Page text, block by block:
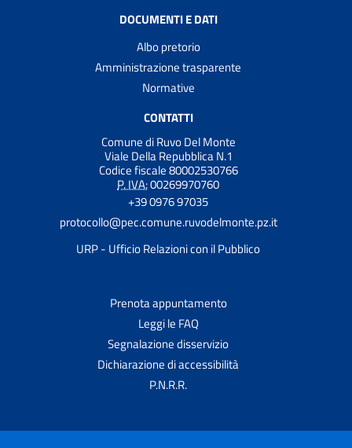
DOCUMENTI E DATI
Albo pretorio
Amministrazione trasparente
Normative
CONTATTI
Comune di Ruvo Del Monte
Viale Della Repubblica N.1
Codice fiscale 80002530766
P. IVA:00269970760
+39 0976 97035
protocollo@pec.comune.ruvodelmonte.pz.it
URP - Ufficio Relazioni con il Pubblico
Prenota appuntamento
Leggi le FAQ
Segnalazione disservizio
Dichiarazione di accessibilità
P.N.R.R.